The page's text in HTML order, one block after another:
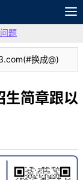
论坛
题
换成@)
生简章跟以